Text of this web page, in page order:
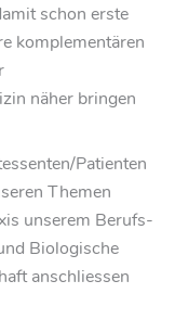
schon erste
komplementären
näher bringen
Patienten
Themen
unserem Berufs-
Biologische
anschliessen